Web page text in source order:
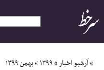
ایران»آرشیو اخبار»۱۳۹۹»بهمن ۱۳۹۹